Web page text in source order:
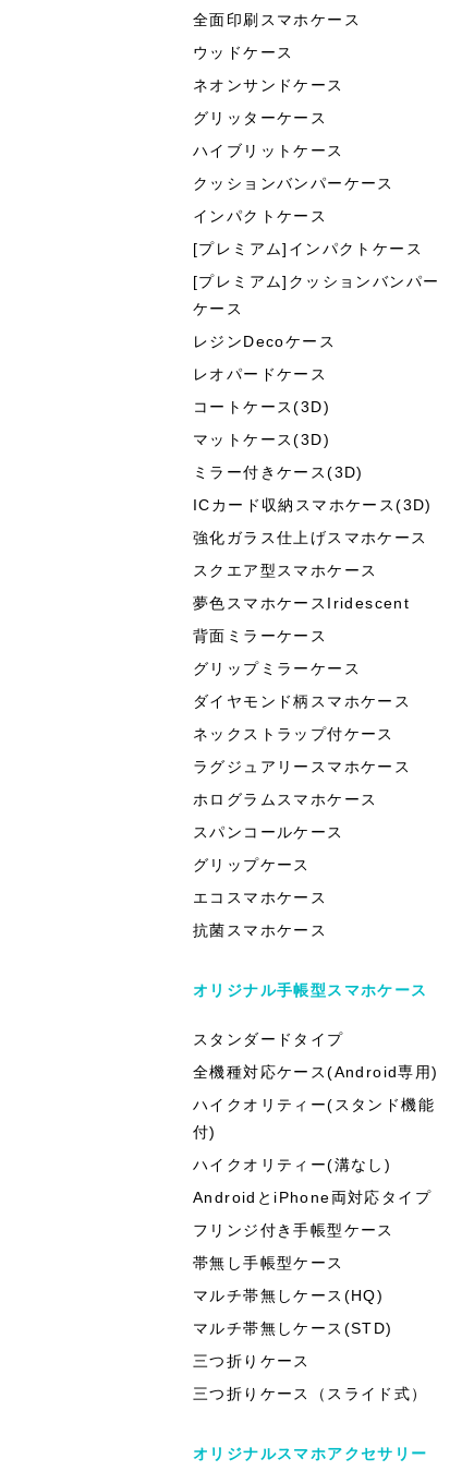
全面印刷スマホケース
ウッドケース
ネオンサンドケース
グリッターケース
ハイブリットケース
クッションバンパーケース
インパクトケース
[プレミアム]インパクトケース
[プレミアム]クッションバンパー
ケース
レジンDecoケース
レオパードケース
コートケース(3D)
マットケース(3D)
ミラー付きケース(3D)
ICカード収納スマホケース(3D)
強化ガラス仕上げスマホケース
スクエア型スマホケース
夢色スマホケースIridescent
背面ミラーケース
グリップミラーケース
ダイヤモンド柄スマホケース
ネックストラップ付ケース
ラグジュアリースマホケース
ホログラムスマホケース
スパンコールケース
グリップケース
エコスマホケース
抗菌スマホケース
オリジナル手帳型スマホケース
スタンダードタイプ
全機種対応ケース(Android専用)
ハイクオリティー(スタンド機能
付)
ハイクオリティー(溝なし)
AndroidとiPhone両対応タイプ
フリンジ付き手帳型ケース
帯無し手帳型ケース
マルチ帯無しケース(HQ)
マルチ帯無しケース(STD)
三つ折りケース
三つ折りケース（スライド式）
オリジナルスマホアクセサリー